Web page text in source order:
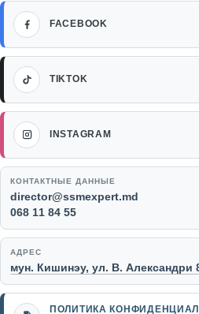
FACEBOOK
Facebook
КОНТАКТНЫЕ ДАННЫЕ
Email:
director@ssmexpert.md
Телефон:
068 11 84 55
TIKTOK
TikTok
АДРЕС
мун. Кишинэу, ул. В. Александри
INSTAGRAM
Instagram
ПОЛИТИКА